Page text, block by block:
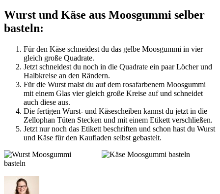
Wurst und Käse aus Moosgummi selber
basteln:
Für den Käse schneidest du das gelbe Moosgummi in vier
gleich große Quadrate.
Jetzt schneidest du noch in die Quadrate ein paar Löcher und
Halbkreise an den Rändern.
Für die Wurst malst du auf dem rosafarbenem Moosgummi
mit einem Glas vier gleich große Kreise auf und schneidet
auch diese aus.
Die fertigen Wurst- und Käsescheiben kannst du jetzt in die
Zellophan Tüten Stecken und mit einem Etikett verschließen.
Jetzt nur noch das Etikett beschriften und schon hast du Wurst
und Käse für den Kaufladen selbst gebastelt.